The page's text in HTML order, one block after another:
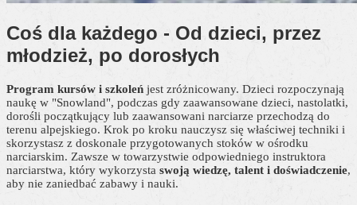
Coś dla każdego - Od dzieci, przez
młodzież, po dorosłych
Program kursów i szkoleń jest zróżnicowany. Dzieci rozpoczynają
naukę w "Snowland", podczas gdy zaawansowane dzieci, nastolatki,
dorośli początkujący lub zaawansowani narciarze przechodzą do
terenu alpejskiego. Krok po kroku nauczysz się właściwej techniki i
skorzystasz z doskonale przygotowanych stoków w ośrodku
narciarskim. Zawsze w towarzystwie odpowiedniego instruktora
narciarstwa, który wykorzysta swoją wiedzę, talent i doświadczenie,
aby nie zaniedbać zabawy i nauki.